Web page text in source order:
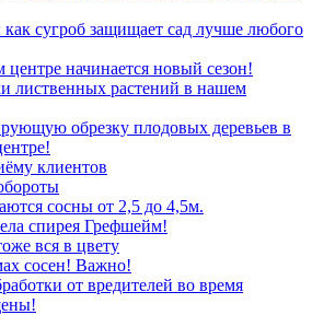
сугроб защищает сад лучше любого
начинается новый сезон!
лиственных растений в нашем
обрезку плодовых деревьев в
клиентов
сосны от 2,5 до 4,5м.
спирея Грефшейм!
вся в цвету
сосен! Важно!
от вредителей во время